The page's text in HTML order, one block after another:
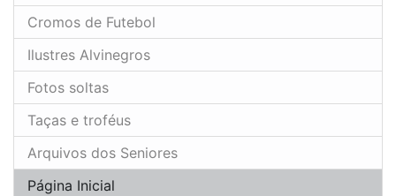
Cromos de Futebol
Ilustres Alvinegros
Fotos soltas
Taças e troféus
Arquivos dos Seniores
Página Inicial